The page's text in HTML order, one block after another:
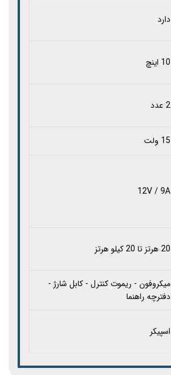
دارد
10 اینچ
2 عدد
15 ولت
12V / 9A
20 هرتز تا 20 کیلو هرتز
میکروفون - ریموت کنترل - کابل شارژ -
دفترچه راهنما
اسپیکر